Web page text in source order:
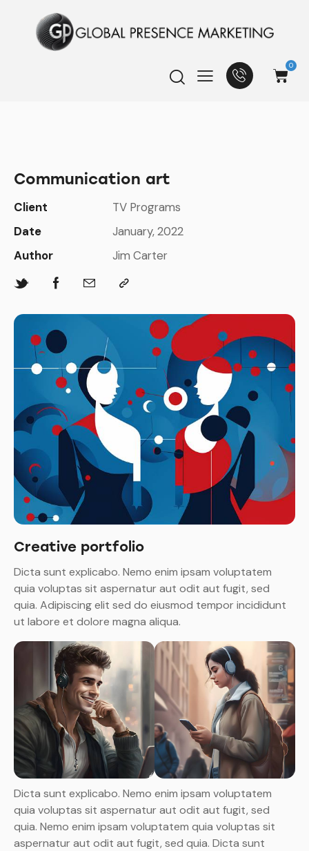
0
Communication art
Client
TV Programs
Date
January, 2022
Author
Jim Carter
Creative portfolio
Dicta sunt explicabo. Nemo enim ipsam voluptatem
quia voluptas sit aspernatur aut odit aut fugit, sed
quia. Adipiscing elit sed do eiusmod tempor incididunt
ut labore et dolore magna aliqua.
Dicta sunt explicabo. Nemo enim ipsam voluptatem
quia voluptas sit aspernatur aut odit aut fugit, sed
quia. Nemo enim ipsam voluptatem quia voluptas sit
aspernatur aut odit aut fugit, sed quia. Dicta sunt